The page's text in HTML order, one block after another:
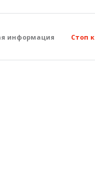
информация Стоп